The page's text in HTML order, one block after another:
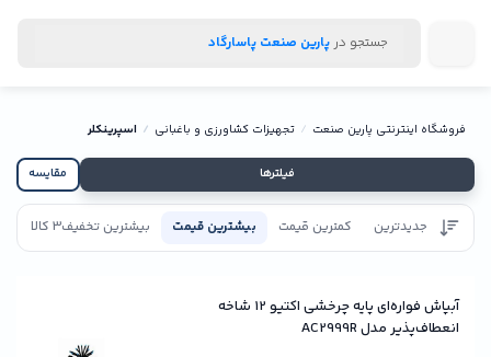
جستجو در پارین صنعت پاسارگاد
فروشگاه اینترنتی پارین صنعت تجهیزات کشاورزی و باغبانی اسپرینکلر
فیلترها مقایسه
جدیدترین کمترین قیمت بیشترین قیمت بیشترین تخفیف3 کالا
آبپاش فواره‌ای پایه چرخشی اکتیو 12 شاخه
انعطاف‌پذیر مدل AC2999R